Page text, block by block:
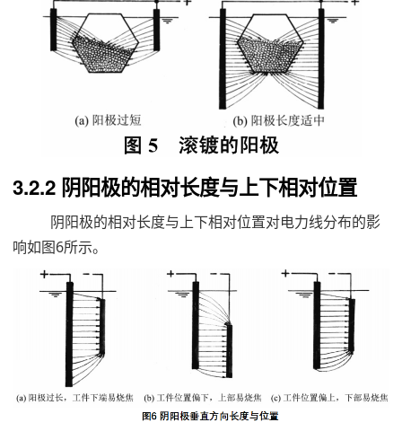
3.2.2 阴阳极的相对长度与上下相对位置
阴阳极的相对长度与上下相对位置对电力线分布的影
响如图6所示。